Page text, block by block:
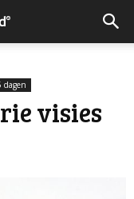
dagen
visies